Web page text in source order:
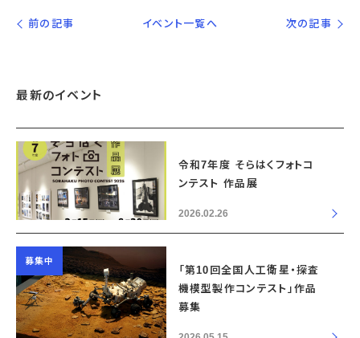
前の記事 イベント一覧へ 次の記事
最新のイベント
令和7年度 そらはくフォトコ
ンテスト 作品展
2026.02.26
募集中
「第10回全国人工衛星・探査
機模型製作コンテスト」作品
募集